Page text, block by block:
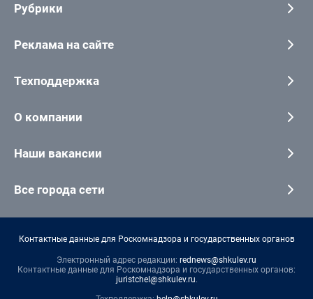
Рубрики
Реклама на сайте
Техподдержка
О компании
Наши вакансии
Все города сети
Контактные данные для Роскомнадзора и государственных органов
Электронный адрес редакции: rednews@shkulev.ru
Контактные данные для Роскомнадзора и государственных органов:
juristchel@shkulev.ru.